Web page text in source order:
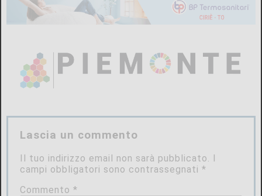
Lascia un commento
Il tuo indirizzo email non sarà pubblicato. I
campi obbligatori sono contrassegnati*
Commento*